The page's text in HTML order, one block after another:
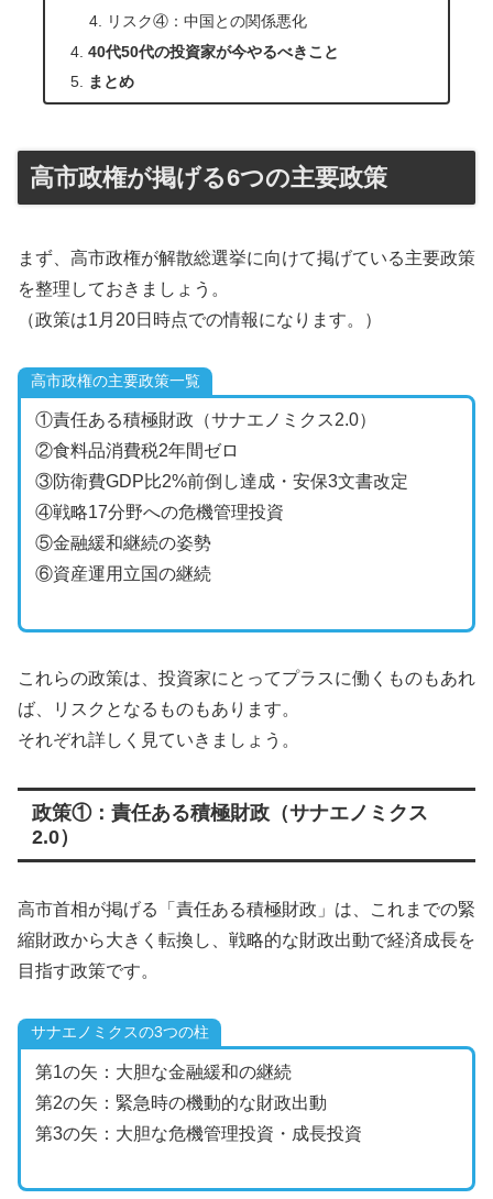
リスク④：中国との関係悪化
40代50代の投資家が今やるべきこと
まとめ
高市政権が掲げる6つの主要政策
まず、高市政権が解散総選挙に向けて掲げている主要政策
を整理しておきましょう。
（政策は1月20日時点での情報になります。）
高市政権の主要政策一覧
①責任ある積極財政（サナエノミクス2.0）
②食料品消費税2年間ゼロ
③防衛費GDP比2%前倒し達成・安保3文書改定
④戦略17分野への危機管理投資
⑤金融緩和継続の姿勢
⑥資産運用立国の継続
これらの政策は、投資家にとってプラスに働くものもあれ
ば、リスクとなるものもあります。
それぞれ詳しく見ていきましょう。
政策①：責任ある積極財政（サナエノミクス
2.0）
高市首相が掲げる「責任ある積極財政」は、これまでの緊
縮財政から大きく転換し、戦略的な財政出動で経済成長を
目指す政策です。
サナエノミクスの3つの柱
第1の矢：大胆な金融緩和の継続
第2の矢：緊急時の機動的な財政出動
第3の矢：大胆な危機管理投資・成長投資